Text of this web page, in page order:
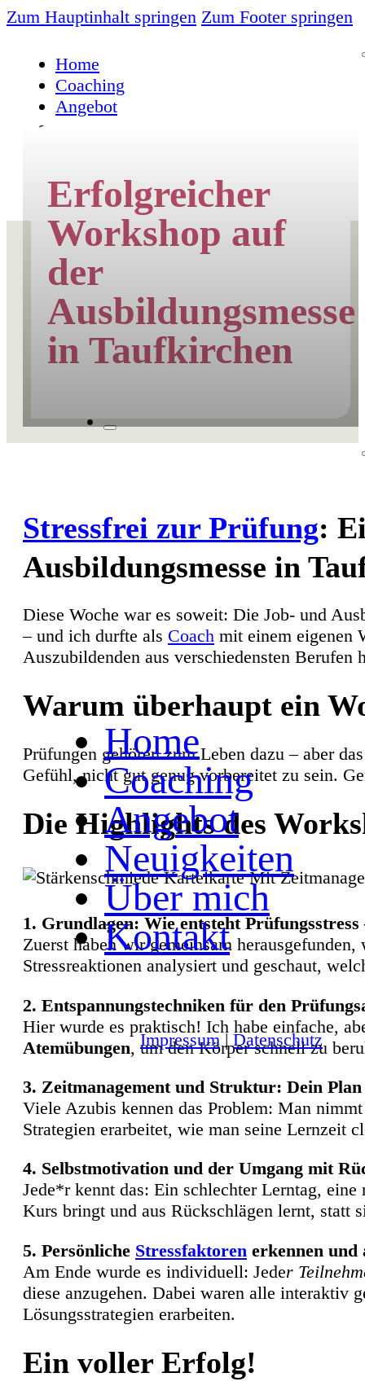
Zum Hauptinhalt springen Zum Footer springen
Home
Coaching
Angebot
Neuigkeiten
Home
Coaching
Angebot
Neuigkeiten
Über mich
Kontakt
Impressum| Datenschutz
Erfolgreicher
Workshop auf
der
Ausbildungsmesse
in Taufkirchen
Stressfrei zur Prüfung:
Ausbildungsmesse in
Diese Woche war es soweit: Die Job- und
– und ich durfte als Coach mit einem eigenen
Auszubildenden aus verschiedensten
Warum überhaupt ein
Prüfungen gehören zum Leben dazu – aber
Gefühl, nicht gut genug vorbereitet zu sein.
Die Highlights des
1. Grundlagen: Wie entsteht
Zuerst haben wir gemeinsam
Stressreaktionen analysiert und geschaut,
2. Entspannungstechniken für den
Hier wurde es praktisch! Ich habe einfache,
Atemübungen, um den Körper schnell zu
3. Zeitmanagement und Struktur: Dein
Viele Azubis kennen das Problem: Man
Strategien erarbeitet, wie man seine Lernzeit
4. Selbstmotivation und der Umgang mit
Jede*r kennt das: Ein schlechter Lerntag,
Kurs bringt und aus Rückschlägen lernt, statt
5. Persönliche Stressfaktoren erkennen und
Am Ende wurde es individuell: Jeder
diese anzugehen. Dabei waren alle interaktiv
Lösungsstrategien erarbeiten.
Ein voller Erfolg!